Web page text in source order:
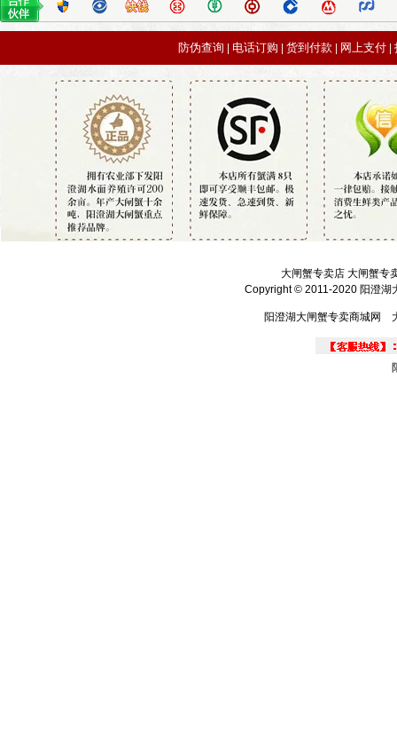
防伪查询 电话订购 货到付款 网上支付|
大闸蟹专卖店 大闸蟹专
Copyright © 2011-2020 阳澄湖
阳澄湖大闸蟹专卖商城网